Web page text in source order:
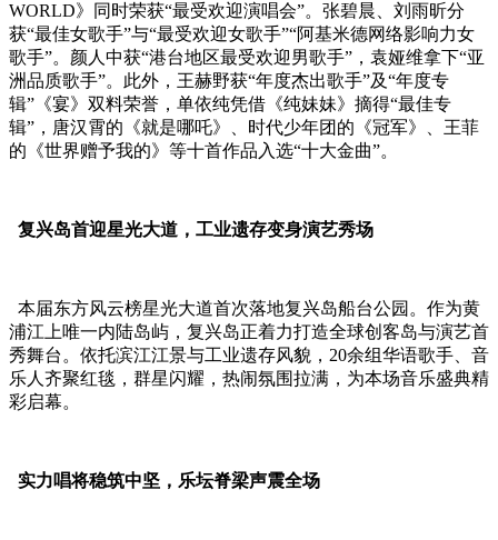
WORLD》同时荣获“最受欢迎演唱会”。张碧晨、刘雨昕分
获“最佳女歌手”与“最受欢迎女歌手”“阿基米德网络影响力女
歌手”。颜人中获“港台地区最受欢迎男歌手”，袁娅维拿下“亚
洲品质歌手”。此外，王赫野获“年度杰出歌手”及“年度专
辑”《宴》双料荣誉，单依纯凭借《纯妹妹》摘得“最佳专
辑”，唐汉霄的《就是哪吒》、时代少年团的《冠军》、王菲
的《世界赠予我的》等十首作品入选“十大金曲”。
复兴岛首迎星光大道，工业遗存变身演艺秀场
本届东方风云榜星光大道首次落地复兴岛船台公园。作为黄
浦江上唯一内陆岛屿，复兴岛正着力打造全球创客岛与演艺首
秀舞台。依托滨江江景与工业遗存风貌，20余组华语歌手、音
乐人齐聚红毯，群星闪耀，热闹氛围拉满，为本场音乐盛典精
彩启幕。
实力唱将稳筑中坚，乐坛脊梁声震全场